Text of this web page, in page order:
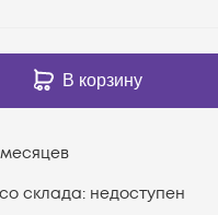
В корзину
месяцев
склада: недоступен